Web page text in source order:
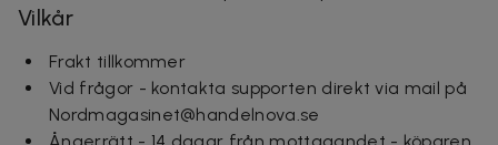
Vilkår
Frakt tillkommer
Vid frågor - kontakta supporten direkt via mail på
Nordmagasinet@handelnova.se
Ångerrätt - 14 dagar från mottagandet - köparen